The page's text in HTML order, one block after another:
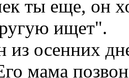
ты еще, он
ищет".
осенних
мама